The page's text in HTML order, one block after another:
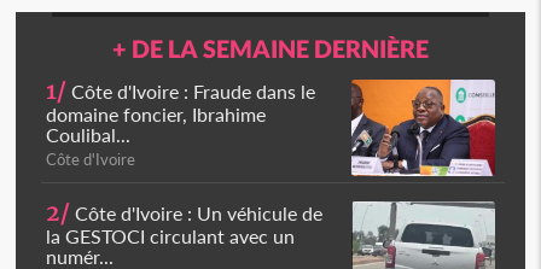
+ DE LA SEMAINE DERNIÈRE
1/ Côte d'Ivoire : Fraude dans le
domaine foncier, Ibrahime
Coulibal...
Côte d'Ivoire
2/ Côte d'Ivoire : Un véhicule de
la GESTOCI circulant avec un
numér...